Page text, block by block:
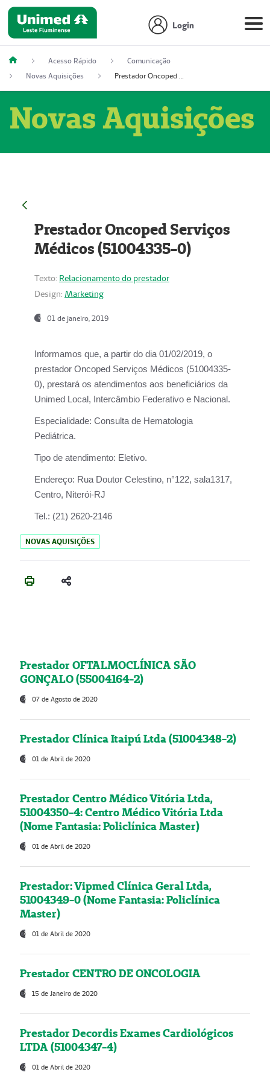
Login
Acesso Rápido
Comunicação
Novas Aquisições
Prestador Oncoped Serviços Médicos (51004335-0)
Novas Aquisições
Prestador Oncoped Serviços
Médicos (51004335-0)
Texto: Relacionamento do prestador
Design: Marketing
01 de janeiro, 2019
Informamos que, a partir do dia 01/02/2019, o
prestador Oncoped Serviços Médicos (51004335-
0), prestará os atendimentos aos beneficiários da
Unimed Local, Intercâmbio Federativo e Nacional.
Especialidade: Consulta de Hematologia
Pediátrica.
Tipo de atendimento: Eletivo.
Endereço: Rua Doutor Celestino, n°122, sala1317,
Centro, Niterói-RJ
Tel.: (21) 2620-2146
NOVAS AQUISIÇÕES
Prestador OFTALMOCLÍNICA SÃO
GONÇALO (55004164-2)
07 de Agosto de 2020
Prestador Clínica Itaipú Ltda (51004348-2)
01 de Abril de 2020
Prestador Centro Médico Vitória Ltda,
51004350-4: Centro Médico Vitória Ltda
(Nome Fantasia: Policlínica Master)
01 de Abril de 2020
Prestador: Vipmed Clínica Geral Ltda,
51004349-0 (Nome Fantasia: Policlínica
Master)
01 de Abril de 2020
Prestador CENTRO DE ONCOLOGIA
15 de Janeiro de 2020
Prestador Decordis Exames Cardiológicos
LTDA (51004347-4)
01 de Abril de 2020